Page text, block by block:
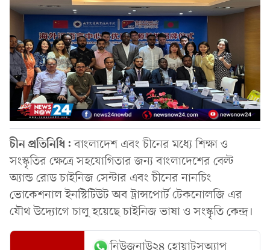
চীন প্রতিনিধি:বাংলাদেশ এবং চীনের মধ্যে শিক্ষা ও
সংস্কৃতির ক্ষেত্রে সহযোগিতার জন্য বাংলাদেশের বেল্ট
অ্যান্ড রোড চাইনিজ সেন্টার এবং চীনের নানচিং
ভোকেশনাল ইনস্টিটিউট অব ট্রান্সপোর্ট টেকনোলজি এর
যৌথ উদ্যোগে চালু হয়েছে চাইনিজ ভাষা ও সংস্কৃতি কেন্দ্র।
নিউজনাউ২৪ হোয়াটসঅ্যাপ